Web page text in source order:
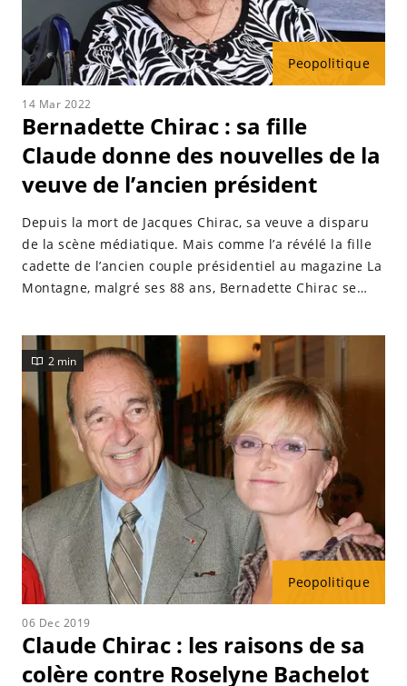
Peopolitique
14 Mar 2022
Bernadette Chirac : sa fille
Claude donne des nouvelles de la
veuve de l’ancien président
Depuis la mort de Jacques Chirac, sa veuve a disparu
de la scène médiatique. Mais comme l’a révélé la fille
cadette de l’ancien couple présidentiel au magazine La
Montagne, malgré ses 88 ans, Bernadette Chirac se
Peopolitique
2 min
06 Dec 2019
Claude Chirac : les raisons de sa
colère contre Roselyne Bachelot